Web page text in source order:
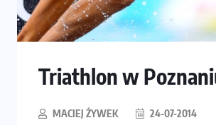
Triathlon w
MACIEJ ŻYWEK 24-07-2014